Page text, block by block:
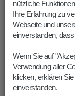
INFOS
Dauer:
06:30
Länge:
14.5
Höhenmeter:
Min. Höhe:
Max. Höhe:
nützliche
Ihre Erfahrung zu
Webseite und
einverstanden,
Wenn Sie auf
Verwendung aller
klicken, erklären
einverstanden.